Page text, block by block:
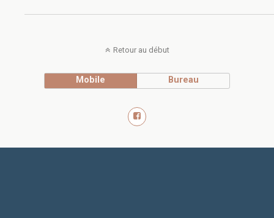
Retour au début
Mobile Bureau